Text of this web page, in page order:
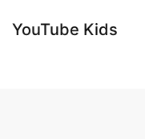
YouTube Kids